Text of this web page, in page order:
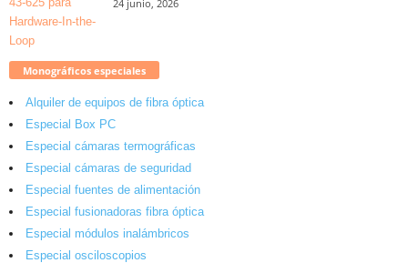
24 junio, 2026
Monográficos especiales
Alquiler de equipos de fibra óptica
Especial Box PC
Especial cámaras termográficas
Especial cámaras de seguridad
Especial fuentes de alimentación
Especial fusionadoras fibra óptica
Especial módulos inalámbricos
Especial osciloscopios